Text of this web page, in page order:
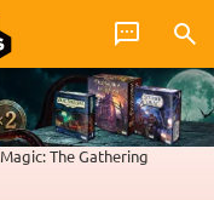
Magic: The Gathering